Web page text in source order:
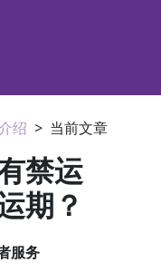
绍 > 当前文章
禁运
期？
服务